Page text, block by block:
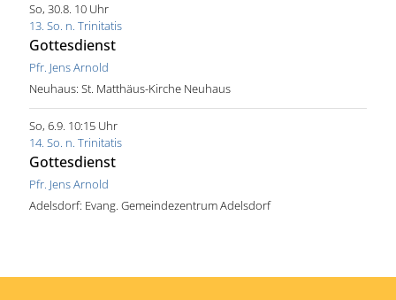
So, 30.8. 10 Uhr
13. So. n. Trinitatis
Gottesdienst
Pfr. Jens Arnold
Neuhaus:St. Matthäus-Kirche Neuhaus
So, 6.9. 10:15 Uhr
14. So. n. Trinitatis
Gottesdienst
Pfr. Jens Arnold
Adelsdorf: Evang. Gemeindezentrum Adelsdorf